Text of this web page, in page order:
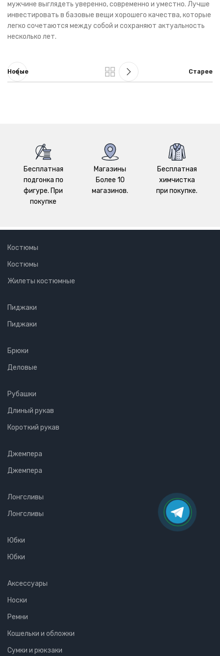
мужчине выглядеть уверенно, современно и уместно. Лучше
инвестировать в базовые вещи хорошего качества, которые
легко сочетаются между собой и сохраняют актуальность
несколько лет.
Новые Старее
Бесплатная
подгонка по
фигуре. При
покупке
Магазины
Более 10
магазинов.
Бесплатная
химчистка
при покупке.
Костюмы
Костюмы
Жилеты костюмные
Пиджаки
Пиджаки
Брюки
Деловые
Рубашки
Длиный рукав
Короткий рукав
Джемпера
Джемпера
Лонгсливы
Лонгсливы
Юбки
Юбки
Аксессуары
Носки
Ремни
Кошельки и обложки
Сумки и рюкзаки